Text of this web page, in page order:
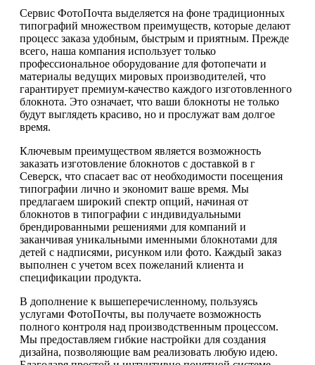
Сервис ФотоПочта выделяется на фоне традиционных
типографий множеством преимуществ, которые делают
процесс заказа удобным, быстрым и приятным. Прежде
всего, наша компания использует только
профессиональное оборудование для фотопечати и
материалы ведущих мировых производителей, что
гарантирует премиум-качество каждого изготовленного
блокнота. Это означает, что ваши блокноты не только
будут выглядеть красиво, но и прослужат вам долгое
время.
Ключевым преимуществом является возможность
заказать изготовление блокнотов с доставкой в г
Северск, что спасает вас от необходимости посещения
типографии лично и экономит ваше время. Мы
предлагаем широкий спектр опций, начиная от
блокнотов в типографии с индивидуальными
брендированными решениями для компаний и
заканчивая уникальными именными блокнотами для
детей с надписями, рисунком или фото. Каждый заказ
выполнен с учетом всех пожеланий клиента и
спецификации продукта.
В дополнение к вышеперечисленному, пользуясь
услугами ФотоПочты, вы получаете возможность
полного контроля над производственным процессом.
Мы предоставляем гибкие настройки для создания
дизайна, позволяющие вам реализовать любую идею.